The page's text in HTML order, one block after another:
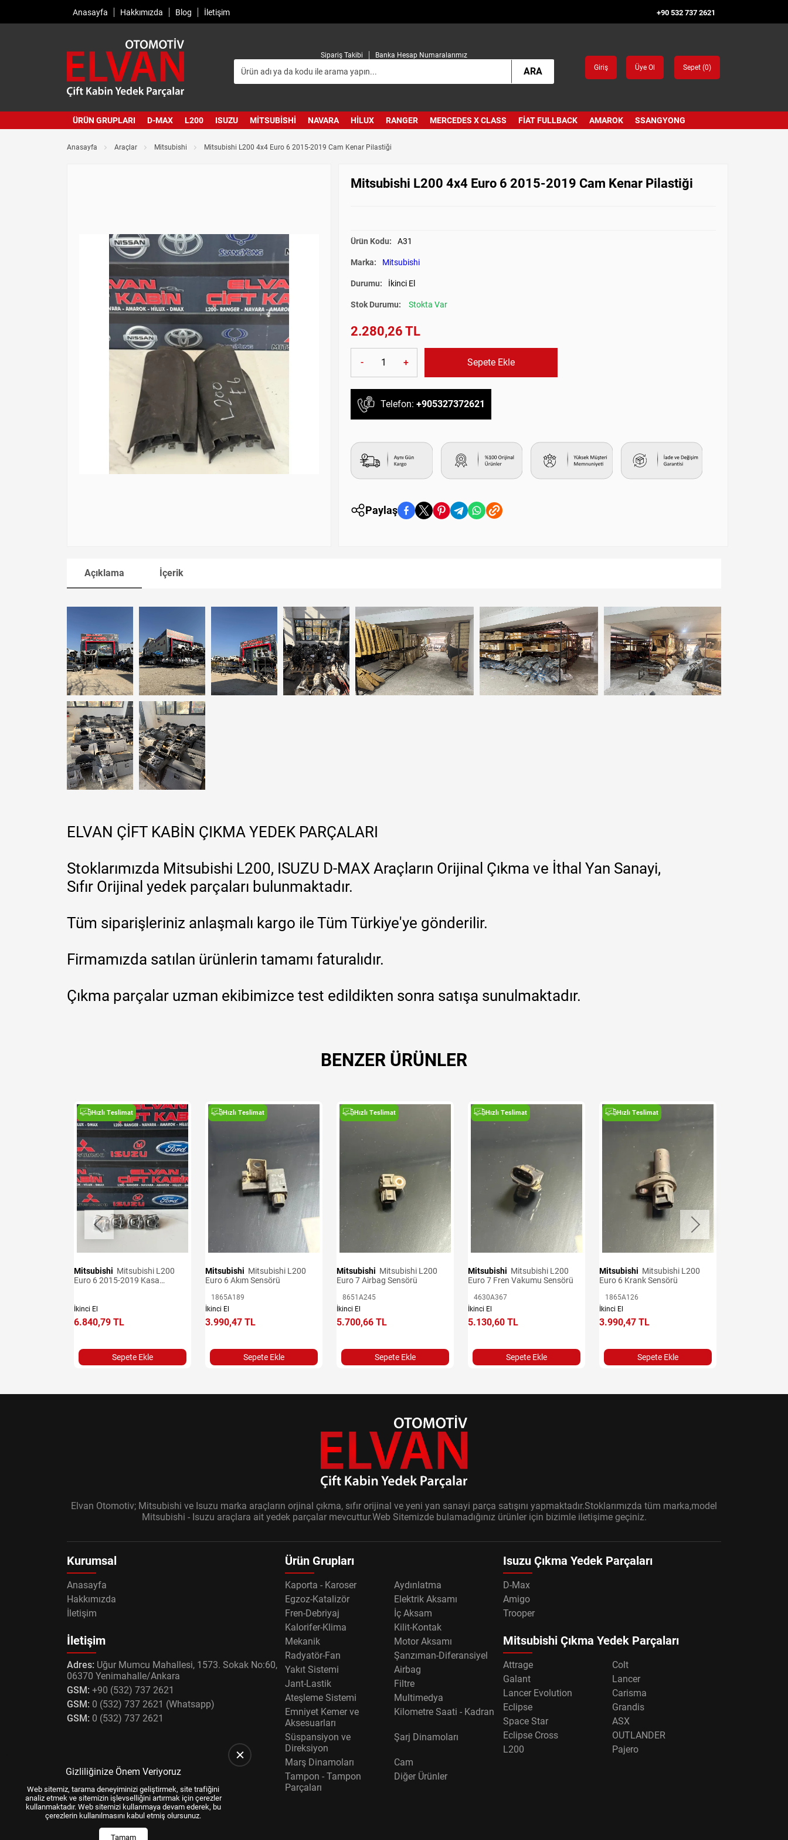
Anasayfa Hakkımızda Blog İletişim +90 532 737 2621
Sipariş Takibi Banka Hesap Numaralarımız
ARA Giriş Üye Ol Sepet (0)
ÜRÜN GRUPLARI D-MAX L200 ISUZU MITSUBISHI NAVARA HILUX RANGER MERCEDES X CLASS FIAT FULLBACK AMAROK SSANGYONG
Anasayfa Araçlar Mitsubishi Mitsubishi L200 4x4 Euro 6 2015-2019 Cam Kenar Pilastiği
Mitsubishi L200 4x4 Euro 6 2015-2019 Cam Kenar Pilastiği
Ürün Kodu: A31
Marka: Mitsubishi
Durumu: İkinci El
Stok Durumu: Stokta Var
2.280,26 TL
- + Sepete Ekle
Telefon: +905327372621
Paylaş
Açıklama İçerik
ELVAN ÇİFT KABİN ÇIKMA YEDEK PARÇALARI
Stoklarımızda Mitsubishi L200, ISUZU D-MAX Araçların Orijinal Çıkma ve İthal Yan Sanayi,
Sıfır Orijinal yedek parçaları bulunmaktadır.
Tüm siparişleriniz anlaşmalı kargo ile Tüm Türkiye'ye gönderilir.
Firmamızda satılan ürünlerin tamamı faturalıdır.
Çıkma parçalar uzman ekibimizce test edildikten sonra satışa sunulmaktadır.
BENZER ÜRÜNLER
Hızlı Teslimat
Mitsubishi
Euro 6 2015-2019 Kasa
İkinci El
6.840,79 TL
Sepete Ekle
Hızlı Teslimat
Mitsubishi
Euro 6 Akım Sensörü
1865A189
İkinci El
3.990,47 TL
Sepete Ekle
Hızlı Teslimat
Mitsubishi
Euro 7 Airbag Sensörü
8651A245
İkinci El
5.700,66 TL
Sepete Ekle
Hızlı Teslimat
Mitsubishi
Euro 7 Fren Vakumu Sensörü
4630A367
İkinci El
5.130,60 TL
Sepete Ekle
Hızlı Teslimat
Mitsubishi
Euro 6 Krank Sensörü
1865A126
İkinci El
3.990,47 TL
Sepete Ekle
Elvan Otomotiv; Mitsubishi ve Isuzu marka araçların orjinal çıkma, sıfır orijinal ve yeni yan sanayi parça satışını yapmaktadır.Stoklarımızda tüm marka,model
Mitsubishi - Isuzu araçlara ait yedek parçalar mevcuttur.Web Sitemizde bulamadığınız ürünler için bizimle iletişime geçiniz.
Kurumsal
Anasayfa
Hakkımızda
İletişim
İletişim
Adres: Uğur Mumcu Mahallesi, 1573. Sokak No:60,
06370 Yenimahalle/Ankara
GSM: +90 (532) 737 2621
GSM: 0 (532) 737 2621 (Whatsapp)
GSM: 0 (532) 737 2621
Ürün Grupları
Kaporta - Karoser
Aydınlatma
Egzoz-Katalizör
Elektrik Aksamı
Fren-Debriyaj
İç Aksam
Kalorifer-Klima
Kilit-Kontak
Mekanik
Motor Aksamı
Radyatör-Fan
Şanzıman-Diferansiyel
Yakıt Sistemi
Airbag
Jant-Lastik
Filtre
Ateşleme Sistemi
Multimedya
Emniyet Kemer ve
Aksesuarları
Kilometre Saati - Kadran
Süspansiyon ve
Direksiyon
Şarj Dinamoları
Marş Dinamoları
Cam
Tampon - Tampon
Parçaları
Diğer Ürünler
Isuzu Çıkma Yedek Parçaları
D-Max
Amigo
Trooper
Mitsubishi Çıkma Yedek Parçaları
Attrage
Colt
Galant
Lancer
Lancer Evolution
Carisma
Eclipse
Grandis
Space Star
ASX
Eclipse Cross
OUTLANDER
L200
Pajero
Gizliliğinize Önem Veriyoruz
Web sitemiz, tarama deneyiminizi geliştirmek, site trafiğini
analiz etmek ve sitemizin işlevselliğini artırmak için çerezler
kullanmaktadır. Web sitemizi kullanmaya devam ederek, bu
çerezlerin kullanılmasını kabul etmiş olursunuz.
Tamam